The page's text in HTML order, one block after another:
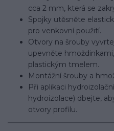
cca 2 mm, která se
Spojky utěsněte
pro venkovní použití.
Otvory na šrouby
upevněte
plastickým tmelem.
Montážní šrouby a
Při aplikaci
hydroizolace) dbejte,
otvory profilu.